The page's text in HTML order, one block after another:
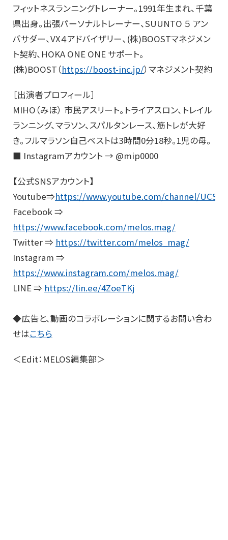
フィットネスランニングトレーナー。1991年生まれ、千葉
県出身。出張パーソナルトレーナー、SUUNTO ５ アン
バサダー、VX４アドバイザリー、(株)BOOSTマネジメン
ト契約、HOKA ONE ONE サポート。
(株)BOOST（https://boost-inc.jp/）マネジメント契約
［出演者プロフィール］
MIHO（みほ） 市民アスリート。トライアスロン、トレイル
ランニング、マラソン、スパルタンレース、筋トレが大好
き。フルマラソン自己ベストは3時間0分18秒。1児の母。
■ Instagramアカウント → @mip0000
【公式SNSアカウント】
Youtube⇒https://www.youtube.com/channel/
Facebook ⇒
https://www.facebook.com/melos.mag/
Twitter ⇒ https://twitter.com/melos_mag/
Instagram ⇒
https://www.instagram.com/melos.mag/
LINE ⇒ https://lin.ee/4ZoeTKj
◆広告と、動画のコラボレーションに関するお問い合わ
せはこちら
＜Edit：MELOS編集部＞